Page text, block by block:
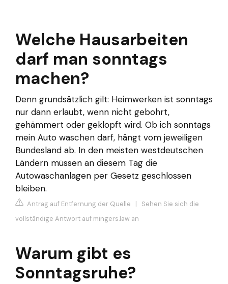
Welche Hausarbeiten
darf man sonntags
machen?
Denn grundsätzlich gilt: Heimwerken ist sonntags
nur dann erlaubt, wenn nicht gebohrt,
gehämmert oder geklopft wird. Ob ich sonntags
mein Auto waschen darf, hängt vom jeweiligen
Bundesland ab. In den meisten westdeutschen
Ländern müssen an diesem Tag die
Autowaschanlagen per Gesetz geschlossen
bleiben.
Antrag auf Entfernung der Quelle | Sehen Sie sich die
vollständige Antwort auf mingers.law an
Warum gibt es
Sonntagsruhe?